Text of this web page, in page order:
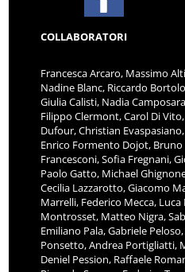
COLLABORATORI
Francesca Arcaro, Massimo
Nadine Blanc, Riccardo
Giulia Calisti, Nadia
Filippo Clermont, Carol Di
Dufour, Christian
Enrico Formento Dojot, Bruno
Francesconi, Sofia Fregnani,
Paolo Gatto, Michael
Cecilia Lazzarotto, Giacomo
Marrelli, Federico Mecca,
Montrosset, Matteo Nigra,
Emiliano Pala, Gabriele
Ponsetto, Andrea Portigliatti,
Deniel Pession, Raffaele